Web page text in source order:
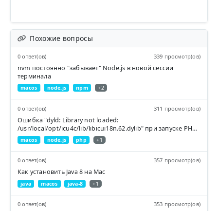
Похожие вопросы
0 ответ(ов) 339 просмотр(ов)
nvm постоянно "забывает" Node.js в новой сессии
терминала
macos node.js npm +2
0 ответ(ов) 311 просмотр(ов)
Ошибка "dyld: Library not loaded:
/usr/local/opt/icu4c/lib/libicui18n.62.dylib" при запуске PHP
после установки Node через Homebrew на Mac
macos node.js php +1
0 ответ(ов) 357 просмотр(ов)
Как установить Java 8 на Mac
java macos java-8 +1
0 ответ(ов) 353 просмотр(ов)